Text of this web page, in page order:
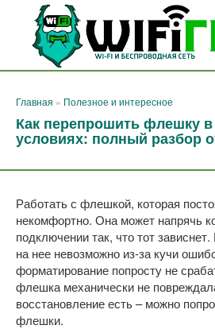
Перейти
контенту
Главная » Полезное и интересное
Как перепрошить флешку
условиях: полный разбор
Работать с флешкой, которая
некомфортно. Она может напрячь
подключении так, что тот
на нее невозможно из-за кучи
форматирование попросту не
флешка механически не
восстановление есть – можно
флешки.